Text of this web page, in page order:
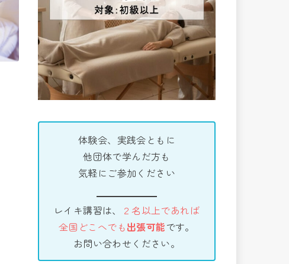
体験会、実践会ともに
他団体で学んだ方も
気軽にご参加ください
レイキ講習は、
２名以上であれば
全国どこへでも出張可能です。
お問い合わせください。